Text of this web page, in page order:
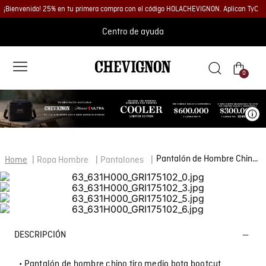
¡Bienvenido! 25% en tu primera compra con el código HOLACHEVIGNON. Aplican TyC
Centro de ayuda
0
Ropa Hombre Pantalones Pantalón de Hombre Chino Tiro Medio con Bolsillos Diagonales en Mezcla de Algodón
DESCRIPCIÓN